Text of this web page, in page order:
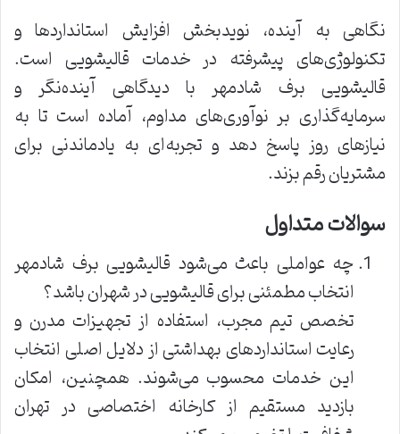
نگاهی به آینده، نویدبخش افزایش استانداردها و
تکنولوژی‌های پیشرفته در خدمات قالیشویی است.
قالیشویی برف شادمهر با دیدگاهی آینده‌نگر و
سرمایه‌گذاری بر نوآوری‌های مداوم، آماده است تا به
نیازهای روز پاسخ دهد و تجربه‌ای به یادماندنی برای
مشتریان رقم بزند.
سوالات متداول
چه عواملی باعث می‌شود قالیشویی برف شادمهر
انتخاب مطمئنی برای قالیشویی در شهران باشد؟
تخصص تیم مجرب، استفاده از تجهیزات مدرن و
رعایت استانداردهای بهداشتی از دلایل اصلی انتخاب
این خدمات محسوب می‌شوند. همچنین، امکان
بازدید مستقیم از کارخانه اختصاصی در تهران